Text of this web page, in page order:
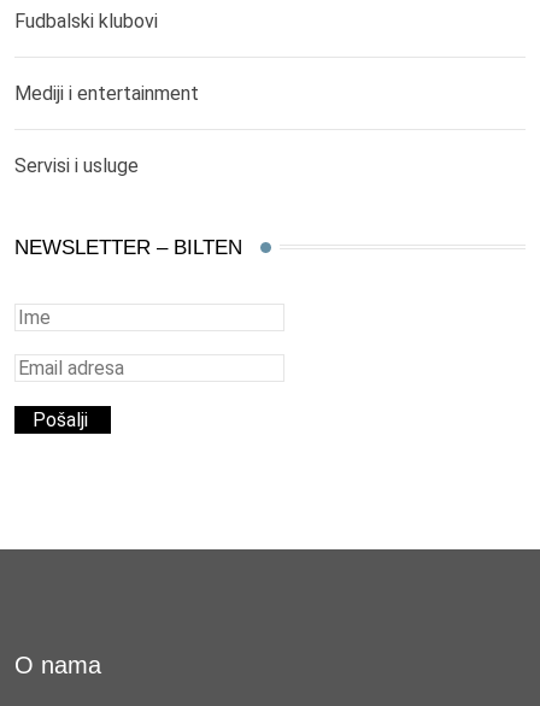
Fudbalski klubovi
Mediji i entertainment
Servisi i usluge
NEWSLETTER – BILTEN
O nama